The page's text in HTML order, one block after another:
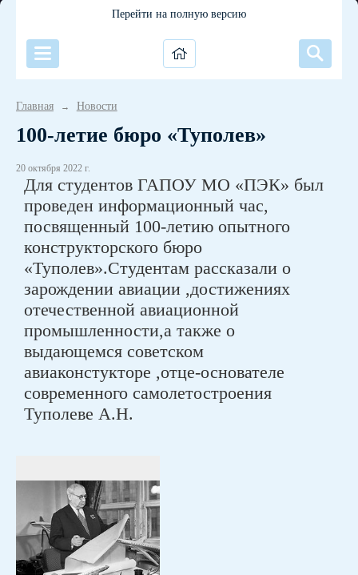
Перейти на полную версию
Главная → Новости
100-летие бюро «Туполев»
20 октября 2022 г.
Для студентов ГАПОУ МО «ПЭК» был
проведен информационный час,
посвященный 100-летию опытного
конструкторского бюро
«Туполев».Студентам рассказали о
зарождении авиации ,достижениях
отечественной авиационной
промышленности,а также о
выдающемся советском
авиаконстукторе ,отце-основателе
современного самолетостроения
Туполеве А.Н.